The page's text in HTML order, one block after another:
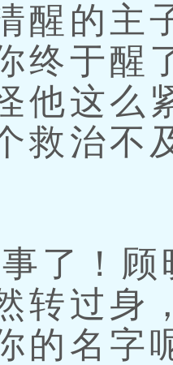
醒的主
终于醒
他这么
救治不
了！顾
转过身
的名字